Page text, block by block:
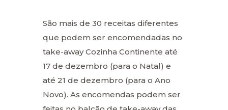
São mais de 30 receitas diferentes
que podem ser encomendadas no
take-away Cozinha Continente até
17 de dezembro (para o Natal) e
até 21 de dezembro (para o Ano
Novo). As encomendas podem ser